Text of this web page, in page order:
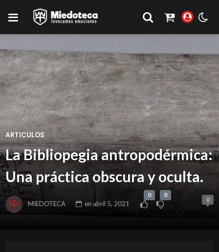
ARTICULOS
La Bibliopegia antropodérmica:
Una práctica obscura y oculta.
MIEDOTECA en abril 5, 2021
0 0
0